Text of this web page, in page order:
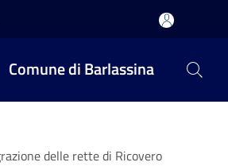
Comune di Barlassina
delle rette di Ricovero